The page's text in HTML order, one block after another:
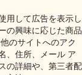
用して広告を表示し
の興味に応じた商品
のサイトへのアク
、住所、メール ア
の詳細や、第三者配